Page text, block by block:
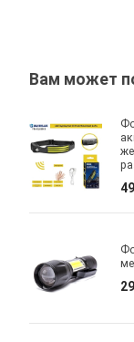
Вам может